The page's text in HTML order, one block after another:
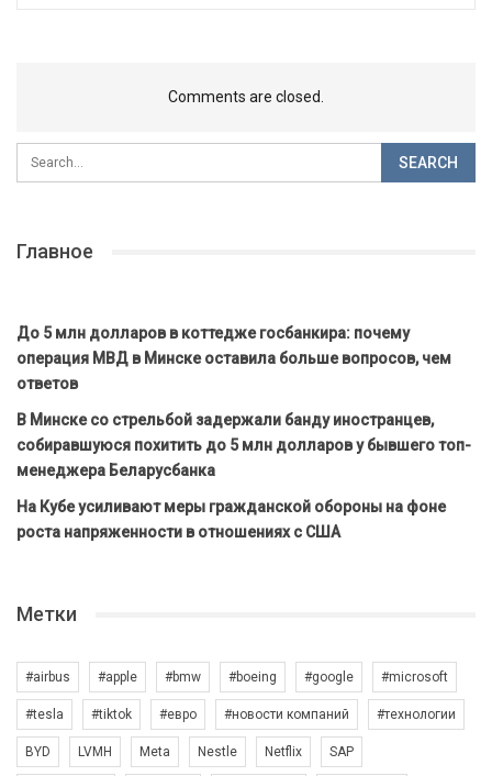
Comments are closed.
Главное
До 5 млн долларов в коттедже госбанкира: почему
операция МВД в Минске оставила больше вопросов, чем
ответов
В Минске со стрельбой задержали банду иностранцев,
собиравшуюся похитить до 5 млн долларов у бывшего топ-
менеджера Беларусбанка
На Кубе усиливают меры гражданской обороны на фоне
роста напряженности в отношениях с США
Метки
#airbus #apple #bmw #boeing #google #microsoft
#tesla #tiktok #евро #новости компаний #технологии
BYD LVMH Meta Nestle Netflix SAP